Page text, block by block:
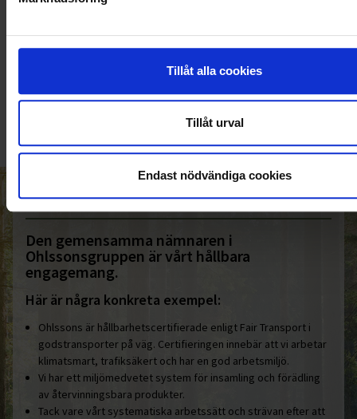
Tillåt alla cookies
Tillåt urval
Endast nödvändiga cookies
KUNDTJÄNST
info@ohlssons.se
HELT ENKELT HÅLLBART
Den gemensamma nämnaren i
Ohlssonsgruppen är vårt hållbara
engagemang.
Här är några konkreta exempel:
Ohlssons är hållbarhetscertifierade enligt Fair Transport i
godstransporter på väg. Certifieringen innebär att vi arbetar
klimatsmart, trafiksäkert och har en god arbetsmiljö.
Vi har ett miljömedvetet system för insamling och förädling
av återvinningsbara produkter.
Tack vare vårt systematiska arbetssätt och strävan efter att